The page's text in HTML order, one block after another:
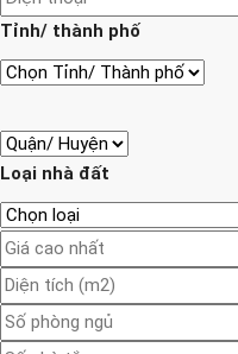
Tỉnh/ thành phố
Loại nhà đất